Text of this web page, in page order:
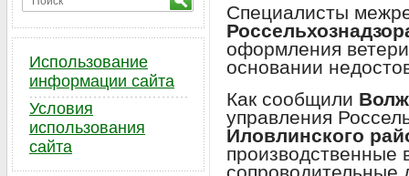
Специалисты
оформления
основании
Как сообщили
управления
Иловлинского
производственные
сопроводительные
Использование
информации сайта
Условия
использования
сайта